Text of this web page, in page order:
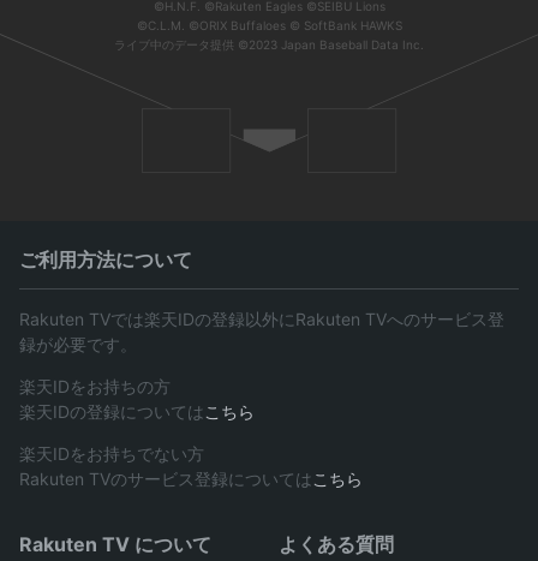
©H.N.F. ©Rakuten Eagles ©SEIBU Lions
©C.L.M. ©ORIX Buffaloes © SoftBank HAWKS
ライブ中のデータ提供 ©2023 Japan Baseball Data Inc.
ご利用方法について
Rakuten TVでは楽天IDの登録以外にRakuten TVへのサービス登
録が必要です。
楽天IDをお持ちの方
楽天IDの登録については こちら
楽天IDをお持ちでない方
Rakuten TVのサービス登録については こちら
Rakuten TV について よくある質問